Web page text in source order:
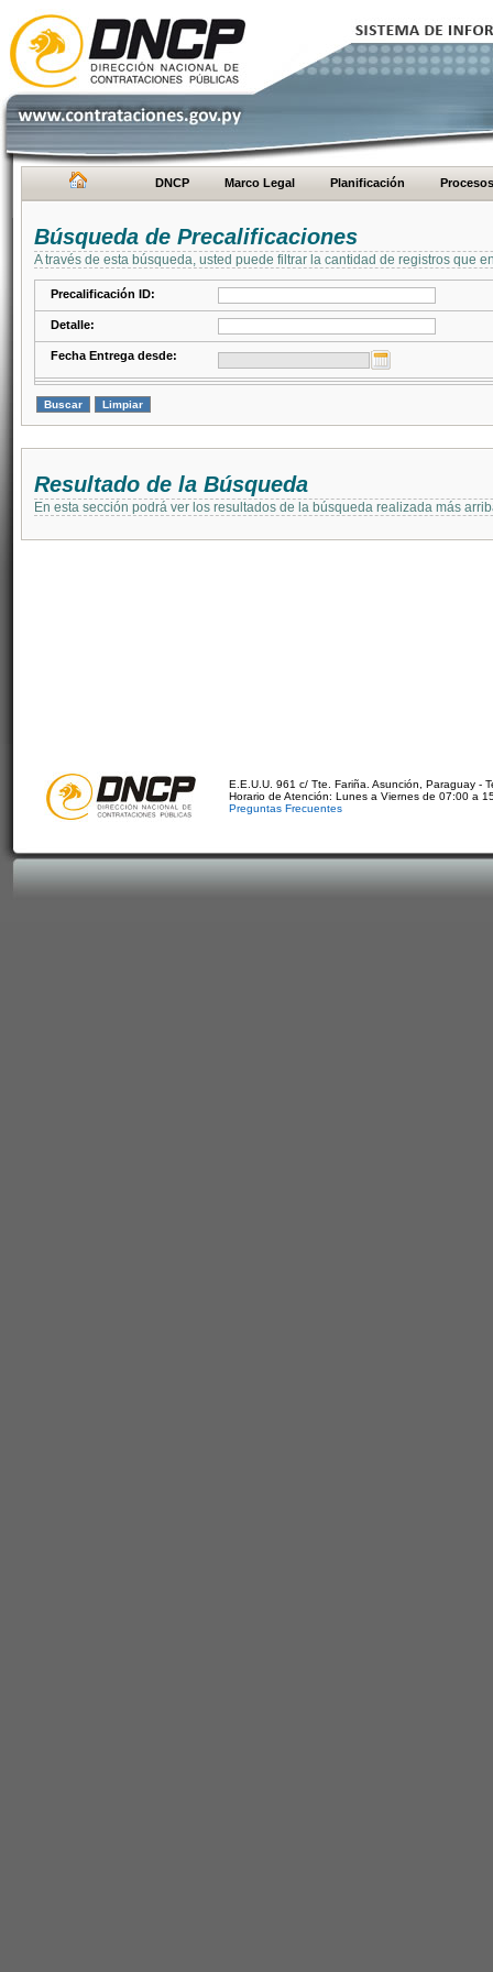
DNCP Marco Legal Planificación Procesos
Búsqueda de Precalificaciones
A través de esta búsqueda, usted puede filtrar la cantidad de registros que
Precalificación ID:
Detalle:
Fecha Entrega desde:
Resultado de la Búsqueda
En esta sección podrá ver los resultados de la búsqueda realizada más
E.E.U.U. 961 c/ Tte. Fariña. Asunción, Paraguay -
Horario de Atención: Lunes a Viernes de 07:00 a
Preguntas Frecuentes